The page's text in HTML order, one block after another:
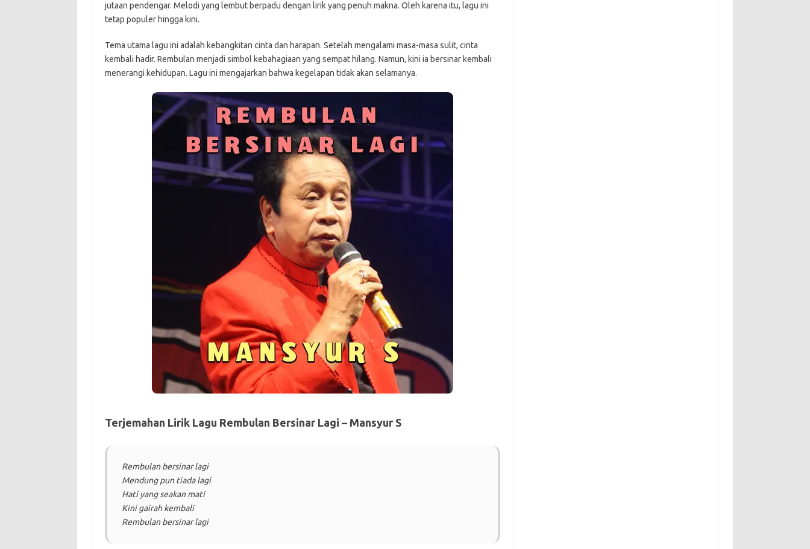
jutaan pendengar. Melodi yang lembut berpadu dengan lirik yang penuh makna. Oleh karena itu, lagu ini
tetap populer hingga kini.
Tema utama lagu ini adalah kebangkitan cinta dan harapan. Setelah mengalami masa-masa sulit, cinta
kembali hadir. Rembulan menjadi simbol kebahagiaan yang sempat hilang. Namun, kini ia bersinar kembali
menerangi kehidupan. Lagu ini mengajarkan bahwa kegelapan tidak akan selamanya.
Terjemahan Lirik Lagu Rembulan Bersinar Lagi – Mansyur S
Rembulan bersinar lagi
Mendung pun tiada lagi
Hati yang seakan mati
Kini gairah kembali
Rembulan bersinar lagi